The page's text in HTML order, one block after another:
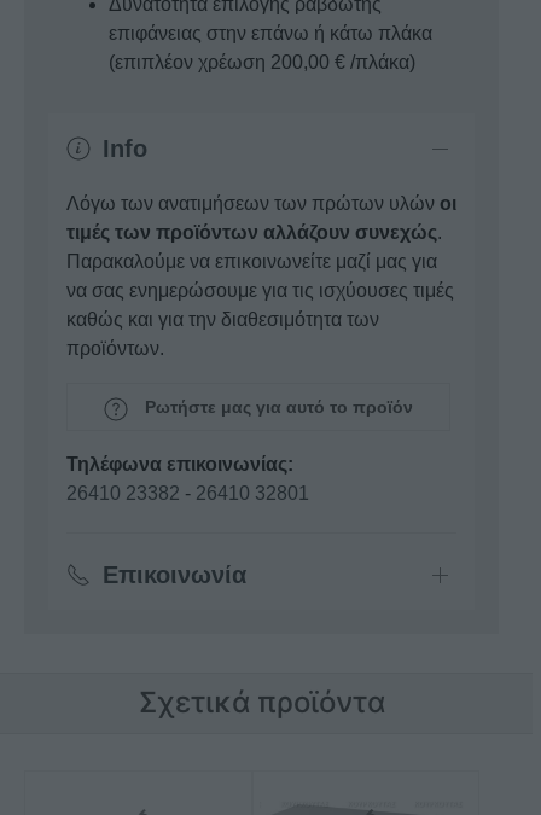
Δυνατότητα επιλογής ραβδωτής
επιφάνειας στην επάνω ή κάτω πλάκα
(επιπλέον χρέωση 200,00 € /πλάκα)
Info
Λόγω των ανατιμήσεων των πρώτων υλών οι
τιμές των προϊόντων αλλάζουν συνεχώς.
Παρακαλούμε να επικοινωνείτε μαζί μας για
να σας ενημερώσουμε για τις ισχύουσες τιμές
καθώς και για την διαθεσιμότητα των
προϊόντων.
Ρωτήστε μας για αυτό το προϊόν
Τηλέφωνα επικοινωνίας:
26410 23382 - 26410 32801
Επικοινωνία
Σχετικά προϊόντα